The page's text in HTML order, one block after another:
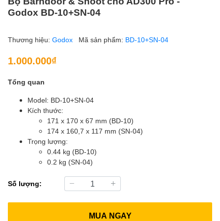
Godox BD-10+SN-04
Thương hiệu: Godox Mã sản phẩm: BD-10+SN-04
1.000.000₫
Tổng quan
Model: BD-10+SN-04
Kích thước:
171 x 170 x 67 mm (BD-10)
174 x 160,7 x 117 mm (SN-04)
Trọng lượng:
0.44 kg (BD-10)
0.2 kg (SN-04)
Số lượng:
MUA NGAY